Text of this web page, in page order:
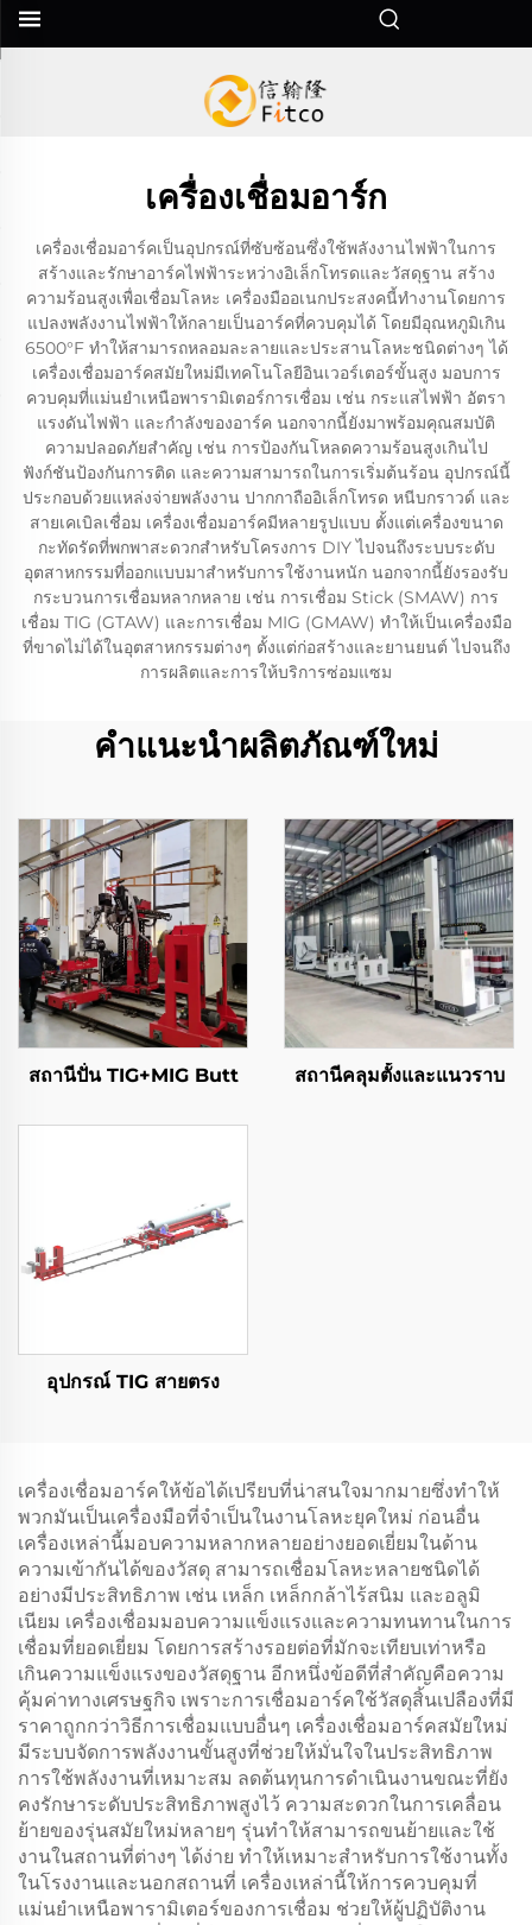
เครื่องเชื่อมอาร์ก
เครื่องเชื่อมอาร์คเป็นอุปกรณ์ที่ซับซ้อนซึ่งใช้พลังงานไฟฟ้าในการ
สร้างและรักษาอาร์คไฟฟ้าระหว่างอิเล็กโทรดและวัสดุฐาน สร้าง
ความร้อนสูงเพื่อเชื่อมโลหะ เครื่องมืออเนกประสงคนี้ทำงานโดยการ
แปลงพลังงานไฟฟ้าให้กลายเป็นอาร์คที่ควบคุมได้ โดยมีอุณหภูมิเกิน
6500°F ทำให้สามารถหลอมละลายและประสานโลหะชนิดต่างๆ ได้
เครื่องเชื่อมอาร์คสมัยใหม่มีเทคโนโลยีอินเวอร์เตอร์ขั้นสูง มอบการ
ควบคุมที่แม่นยำเหนือพารามิเตอร์การเชื่อม เช่น กระแสไฟฟ้า อัตรา
แรงดันไฟฟ้า และกำลังของอาร์ค นอกจากนี้ยังมาพร้อมคุณสมบัติ
ความปลอดภัยสำคัญ เช่น การป้องกันโหลดความร้อนสูงเกินไป
ฟังก์ชันป้องกันการติด และความสามารถในการเริ่มต้นร้อน อุปกรณ์นี้
ประกอบด้วยแหล่งจ่ายพลังงาน ปากกาถืออิเล็กโทรด หนีบกราวด์ และ
สายเคเบิลเชื่อม เครื่องเชื่อมอาร์คมีหลายรูปแบบ ตั้งแต่เครื่องขนาด
กะทัดรัดที่พกพาสะดวกสำหรับโครงการ DIY ไปจนถึงระบบระดับ
อุตสาหกรรมที่ออกแบบมาสำหรับการใช้งานหนัก นอกจากนี้ยังรองรับ
กระบวนการเชื่อมหลากหลาย เช่น การเชื่อม Stick (SMAW) การ
เชื่อม TIG (GTAW) และการเชื่อม MIG (GMAW) ทำให้เป็นเครื่องมือ
ที่ขาดไม่ได้ในอุตสาหกรรมต่างๆ ตั้งแต่ก่อสร้างและยานยนต์ ไปจนถึง
การผลิตและการให้บริการซ่อมแซม
คำแนะนำผลิตภัณฑ์ใหม่
สถานีปั่น TIG+MIG Butt สถานีคลุมตั้งและแนวราบ
อุปกรณ์ TIG สายตรง
เครื่องเชื่อมอาร์คให้ข้อได้เปรียบที่น่าสนใจมากมายซึ่งทำให้
พวกมันเป็นเครื่องมือที่จำเป็นในงานโลหะยุคใหม่ ก่อนอื่น
เครื่องเหล่านี้มอบความหลากหลายอย่างยอดเยี่ยมในด้าน
ความเข้ากันได้ของวัสดุ สามารถเชื่อมโลหะหลายชนิดได้
อย่างมีประสิทธิภาพ เช่น เหล็ก เหล็กกล้าไร้สนิม และอลูมิ
เนียม เครื่องเชื่อมมอบความแข็งแรงและความทนทานในการ
เชื่อมที่ยอดเยี่ยม โดยการสร้างรอยต่อที่มักจะเทียบเท่าหรือ
เกินความแข็งแรงของวัสดุฐาน อีกหนึ่งข้อดีที่สำคัญคือความ
คุ้มค่าทางเศรษฐกิจ เพราะการเชื่อมอาร์คใช้วัสดุสิ้นเปลืองที่มี
ราคาถูกกว่าวิธีการเชื่อมแบบอื่นๆ เครื่องเชื่อมอาร์คสมัยใหม่
มีระบบจัดการพลังงานขั้นสูงที่ช่วยให้มั่นใจในประสิทธิภาพ
การใช้พลังงานที่เหมาะสม ลดต้นทุนการดำเนินงานขณะที่ยัง
คงรักษาระดับประสิทธิภาพสูงไว้ ความสะดวกในการเคลื่อน
ย้ายของรุ่นสมัยใหม่หลายๆ รุ่นทำให้สามารถขนย้ายและใช้
งานในสถานที่ต่างๆ ได้ง่าย ทำให้เหมาะสำหรับการใช้งานทั้ง
ในโรงงานและนอกสถานที่ เครื่องเหล่านี้ให้การควบคุมที่
แม่นยำเหนือพารามิเตอร์ของการเชื่อม ช่วยให้ผู้ปฏิบัติงาน